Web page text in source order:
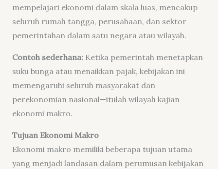
mempelajari ekonomi dalam skala luas, mencakup
seluruh rumah tangga, perusahaan, dan sektor
pemerintahan dalam satu negara atau wilayah.
Contoh sederhana:Ketika pemerintah menetapkan
suku bunga atau menaikkan pajak, kebijakan ini
memengaruhi seluruh masyarakat dan
perekonomian nasional—itulah wilayah kajian
ekonomi makro.
Tujuan Ekonomi Makro
Ekonomi makro memiliki beberapa tujuan utama
yang menjadi landasan dalam perumusan kebijakan